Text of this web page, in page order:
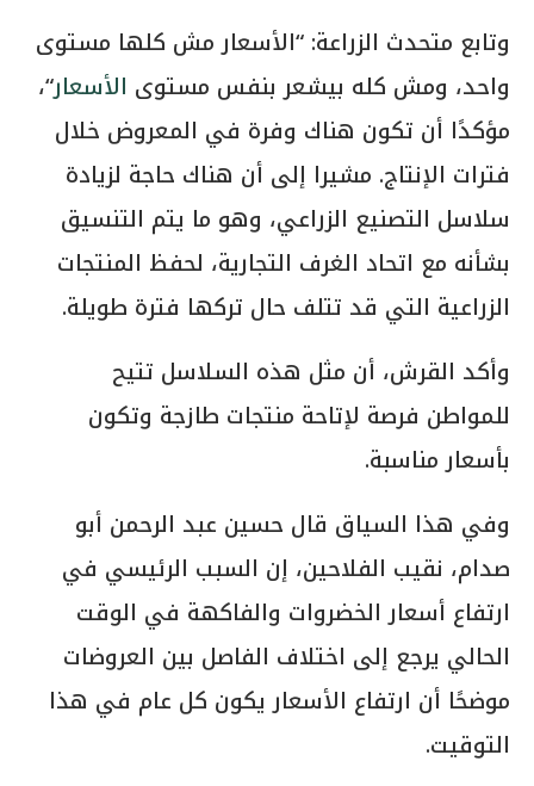
وتابع متحدث الزراعة: “الأسعار مش كلها مستوى
واحد، ومش كله بيشعر بنفس مستوى الأسعار“،
مؤكدًا أن تكون هناك وفرة في المعروض خلال
فترات الإنتاج. مشيرا إلى أن هناك حاجة لزيادة
سلاسل التصنيع الزراعي، وهو ما يتم التنسيق
بشأنه مع اتحاد الغرف التجارية، لحفظ المنتجات
الزراعية التي قد تتلف حال تركها فترة طويلة.
وأكد القرش، أن مثل هذه السلاسل تتيح
للمواطن فرصة لإتاحة منتجات طازجة وتكون
بأسعار مناسبة.
وفي هذا السياق قال حسين عبد الرحمن أبو
صدام، نقيب الفلاحين، إن السبب الرئيسي في
ارتفاع أسعار الخضروات والفاكهة في الوقت
الحالي يرجع إلى اختلاف الفاصل بين العروضات
موضحًا أن ارتفاع الأسعار يكون كل عام في هذا
التوقيت.